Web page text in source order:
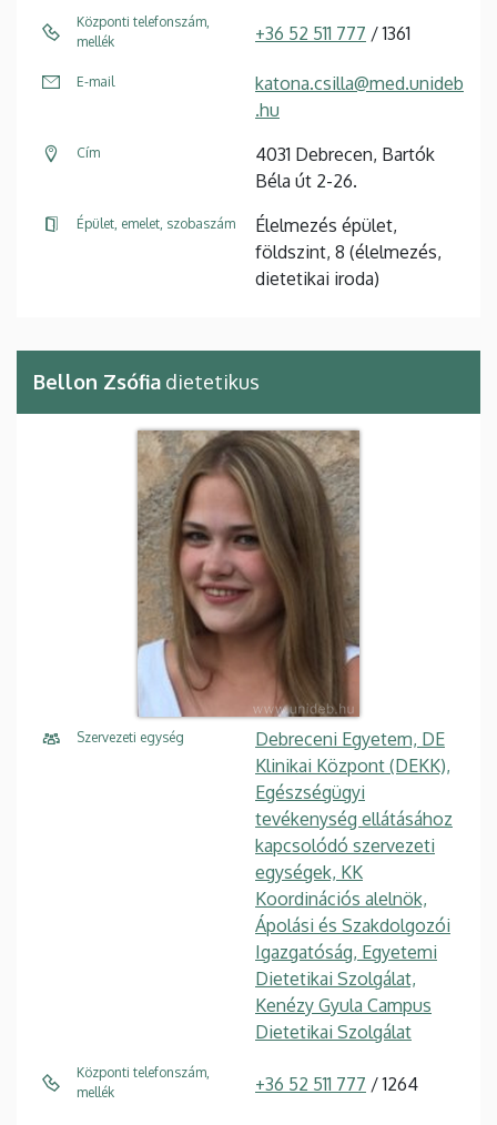
Központi telefonszám,
mellék
+36 52 511 777 / 1361
E-mail
katona.csilla@med.unideb
.hu
Cím
4031 Debrecen, Bartók
Béla út 2-26.
Épület, emelet, szobaszám
Élelmezés épület,
földszint, 8 (élelmezés,
dietetikai iroda)
Bellon Zsófia dietetikus
Szervezeti egység
Debreceni Egyetem, DE
Klinikai Központ (DEKK),
Egészségügyi
tevékenység ellátásához
kapcsolódó szervezeti
egységek, KK
Koordinációs alelnök,
Ápolási és Szakdolgozói
Igazgatóság, Egyetemi
Dietetikai Szolgálat,
Kenézy Gyula Campus
Dietetikai Szolgálat
Központi telefonszám,
mellék
+36 52 511 777 / 1264